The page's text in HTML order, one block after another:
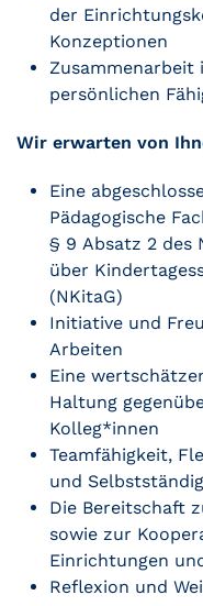
der
Konzeptionen
Zusammenarbeit
persönlichen
Wir erwarten von
Eine
Pädagogische
§ 9 Absatz 2 des
über
(NKitaG)
Initiative und
Arbeiten
Eine
Haltung
Kolleg*innen
Teamfähigkeit,
und
Die Bereitschaft
sowie zur
Einrichtungen
Reflexion und